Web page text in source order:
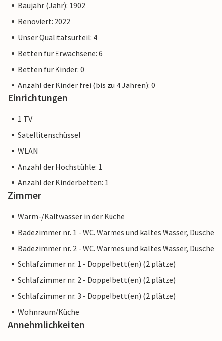
Baujahr (Jahr): 1902
Renoviert: 2022
Unser Qualitätsurteil: 4
Betten für Erwachsene: 6
Betten für Kinder: 0
Anzahl der Kinder frei (bis zu 4 Jahren): 0
Einrichtungen
1 TV
Satellitenschüssel
WLAN
Anzahl der Hochstühle: 1
Anzahl der Kinderbetten: 1
Zimmer
Warm-/Kaltwasser in der Küche
Badezimmer nr. 1 - WC. Warmes und kaltes Wasser, Dusche
Badezimmer nr. 2 - WC. Warmes und kaltes Wasser, Dusche
Schlafzimmer nr. 1 - Doppelbett(en) (2 plätze)
Schlafzimmer nr. 2 - Doppelbett(en) (2 plätze)
Schlafzimmer nr. 3 - Doppelbett(en) (2 plätze)
Wohnraum/Küche
Annehmlichkeiten